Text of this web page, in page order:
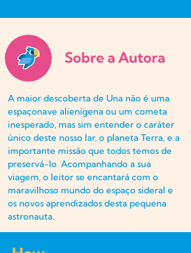
Sobre a Autora
A maior descoberta de Una não é uma
espaçonave alienígena ou um cometa
inesperado, mas sim entender o caráter
único deste nosso lar, o planeta Terra, e a
importante missão que todos temos de
preservá-lo. Acompanhando a sua
viagem, o leitor se encantará com o
maravilhoso mundo do espaço sideral e
os novos aprendizados desta pequena
astronauta.